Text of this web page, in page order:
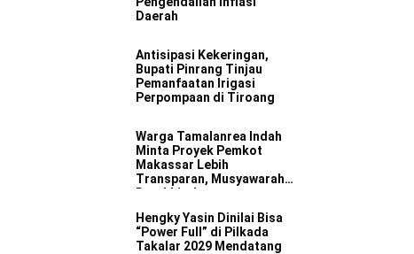
Daerah
Antisipasi Kekeringan,
Bupati Pinrang Tinjau
Pemanfaatan Irigasi
Perpompaan di Tiroang
Warga Tamalanrea Indah
Minta Proyek Pemkot
Makassar Lebih
Transparan, Musyawarah
Berakhir dengan
Hengky Yasin Dinilai Bisa
“Power Full” di Pilkada
Takalar 2029 Mendatang